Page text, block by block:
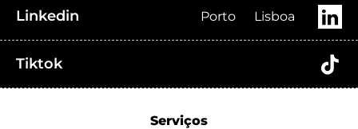
Linkedin Porto Lisboa
Tiktok
Serviços